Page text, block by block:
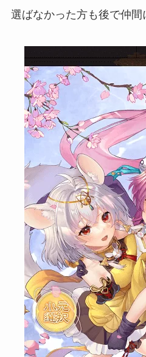
選ばなかった方も後で仲間